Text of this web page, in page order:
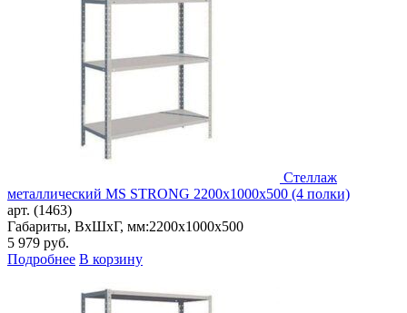
Стеллаж
металлический MS STRONG 2200x1000x500 (4 полки)
арт. (1463)
Габариты, ВxШxГ, мм:2200x1000x500
5 979 руб.
Подробнее В корзину